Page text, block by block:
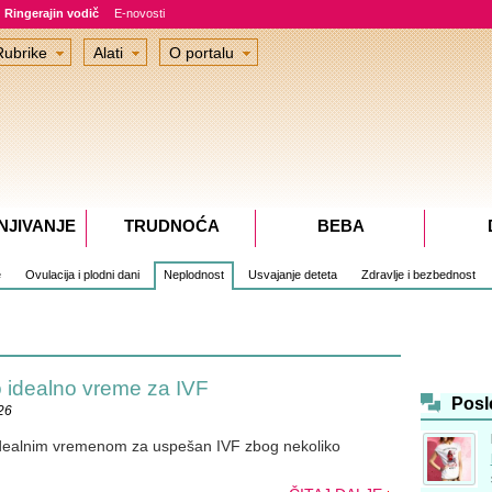
Ringerajin vodič E-novosti
Ovulacija i plodni dani Neplodnost Usvajanje deteta Zdravlje i bezbednost
vreme za IVF
vremenom za uspešan IVF zbog nekoliko
Alati O portalu
TRUDNOĆA BEBA